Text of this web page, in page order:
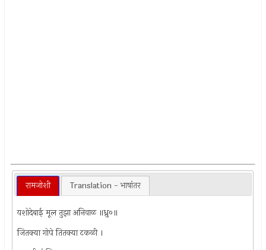
रामजोशी Translation - भाषांतर
यशोदेबाई मूल तुझा अनिवाळ ॥ध्रु०॥
जितक्या गोपे तितक्या टकळी ।